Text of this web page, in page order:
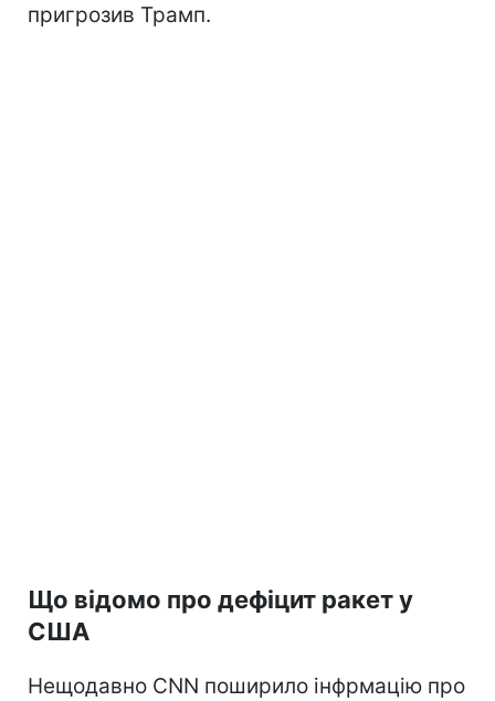
пригрозив Трамп.
Що відомо про дефіцит ракет у
США
Нещодавно CNN поширило інфрмацію про